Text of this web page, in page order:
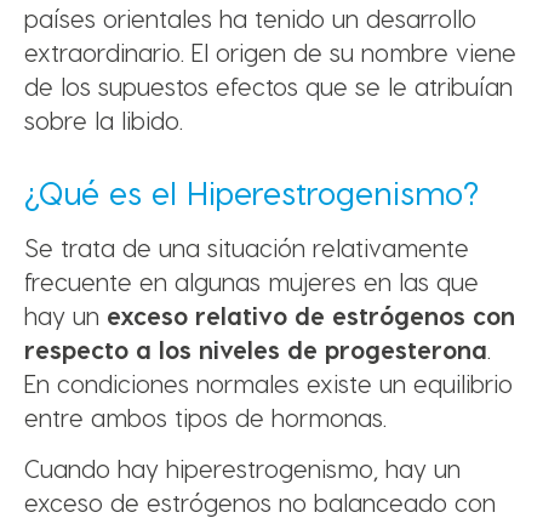
países orientales ha tenido un desarrollo
extraordinario. El origen de su nombre viene
de los supuestos efectos que se le atribuían
sobre la libido.
¿Qué es el Hiperestrogenismo?
Se trata de una situación relativamente
frecuente en algunas mujeres en las que
hay un exceso relativo de estrógenos con
respecto a los niveles de progesterona
En condiciones normales existe un equilibrio
entre ambos tipos de hormonas.
Cuando hay hiperestrogenismo, hay un
exceso de estrógenos no balanceado con